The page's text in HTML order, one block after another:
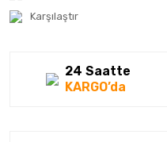
Karşılaştır
24 Saatte
KARGO’da